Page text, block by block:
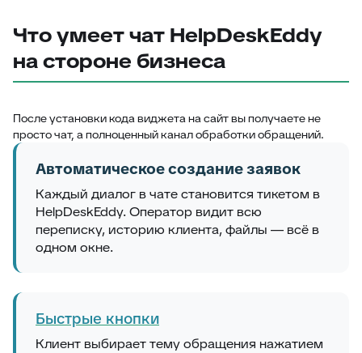
Что умеет чат HelpDeskEddy
на стороне бизнеса
После установки кода виджета на сайт вы получаете не
просто чат, а полноценный канал обработки обращений.
Автоматическое создание заявок
Каждый диалог в чате становится тикетом в
HelpDeskEddy. Оператор видит всю
переписку, историю клиента, файлы — всё в
одном окне.
Быстрые кнопки
Клиент выбирает тему обращения нажатием